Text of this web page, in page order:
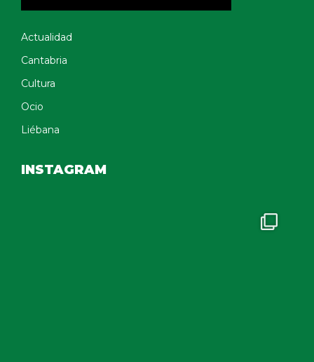
Actualidad
Cantabria
Cultura
Ocio
Liébana
INSTAGRAM